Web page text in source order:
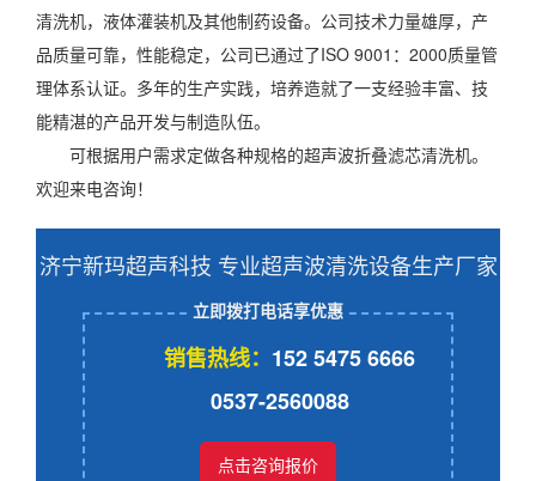
清洗机，液体灌装机及其他制药设备。公司技术力量雄厚，产
品质量可靠，性能稳定，公司已通过了ISO 9001：2000质量管
理体系认证。多年的生产实践，培养造就了一支经验丰富、技
能精湛的产品开发与制造队伍。
可根据用户需求定做各种规格的超声波折叠滤芯清洗机。
欢迎来电咨询！
济宁新玛超声科技 专业超声波清洗设备生产厂家
立即拨打电话享优惠
销售热线： 152 5475 6666
0537-2560088
点击咨询报价